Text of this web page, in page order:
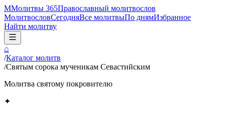
ММолитвы 365Православный молитвослов
МолитвословСегодняВсе молитвыПо днямИзбранное
Найти молитву
⌂
/Каталог молитв
/Святым сорока мученикам Севастийским
Молитва святому покровителю
✦